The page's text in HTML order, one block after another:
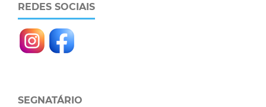
REDES SOCIAIS
SEGNATÁRIO